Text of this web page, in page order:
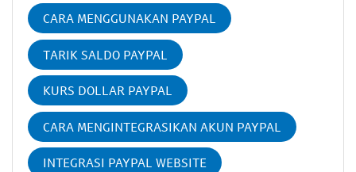
CARA MENGGUNAKAN PAYPAL
TARIK SALDO PAYPAL
KURS DOLLAR PAYPAL
CARA MENGINTEGRASIKAN AKUN PAYPAL
INTEGRASI PAYPAL WEBSITE